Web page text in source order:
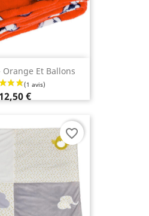
Orange Et Ballons
12,50 €
favorite_border